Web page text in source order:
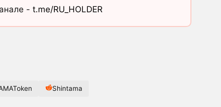
- t.me/RU_HOLDER
Shintama